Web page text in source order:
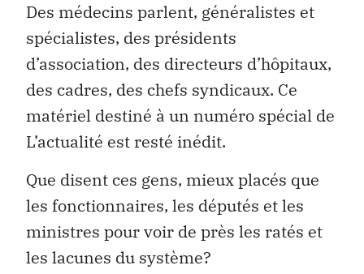
Des médecins parlent, généralistes et
spécialistes, des présidents
d’association, des directeurs d’hôpitaux,
des cadres, des chefs syndicaux. Ce
matériel destiné à un numéro spécial de
L’actualité est resté inédit.
Que disent ces gens, mieux placés que
les fonctionnaires, les députés et les
ministres pour voir de près les ratés et
les lacunes du système?